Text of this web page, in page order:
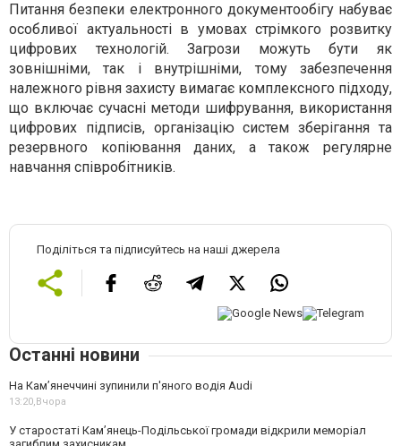
Питання безпеки електронного документообігу набуває
особливої актуальності в умовах стрімкого розвитку
цифрових технологій. Загрози можуть бути як
зовнішніми, так і внутрішніми, тому забезпечення
належного рівня захисту вимагає комплексного підходу,
що включає сучасні методи шифрування, використання
цифрових підписів, організацію систем зберігання та
резервного копіювання даних, а також регулярне
навчання співробітників.
Поділіться та підписуйтесь на наші джерела
Останні новини
На Камʼянеччині зупинили п'яного водія Audi
13:20,Вчора
У старостаті Кам’янець-Подільської громади відкрили меморіал